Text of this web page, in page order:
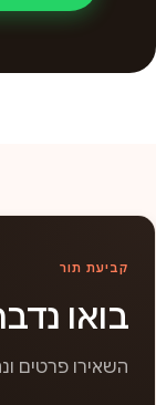
קביעת תור
בואו
השאירו פרטים